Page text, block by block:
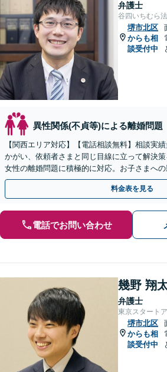
弁護士
谷四いちむら
堺市北区
からも相
談受付中
異性関係(不貞等)による離婚問題
【関西エリア対応】【電話相談無料】相談実
かがい、依頼者さまと同じ目線に立って解決策
女性の離婚問題に積極的に対応。お子さまへ
よい解決へ【夜間・休日の相談可能】
料金表を見る
電話でお問い合わせ
幾野 翔
弁護士
東京スタート
堺市北区
からも相
談受付中